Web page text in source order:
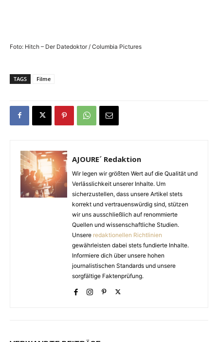
Foto: Hitch – Der Datedoktor / Columbia Pictures
TAGS Filme
AJOURE´ Redaktion
Wir legen wir größten Wert auf die Qualität und
Verlässlichkeit unserer Inhalte. Um
sicherzustellen, dass unsere Artikel stets
korrekt und vertrauenswürdig sind, stützen
wir uns ausschließlich auf renommierte
Quellen und wissenschaftliche Studien.
Unsere redaktionellen Richtlinien
gewährleisten dabei stets fundierte Inhalte.
Informiere dich über unsere hohen
journalistischen Standards und unsere
sorgfältige Faktenprüfung.